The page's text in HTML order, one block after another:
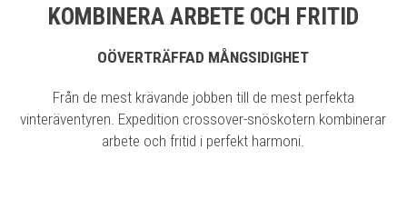
KOMBINERA ARBETE OCH FRITID
OÖVERTRÄFFAD MÅNGSIDIGHET
Från de mest krävande jobben till de mest perfekta
vinteräventyren. Expedition crossover-snöskotern kombinerar
arbete och fritid i perfekt harmoni.